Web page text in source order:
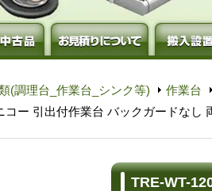
(調理台_作業台_シンク等) 作業台
コー 引出付作業台 バックガードなし
TRE-WT-